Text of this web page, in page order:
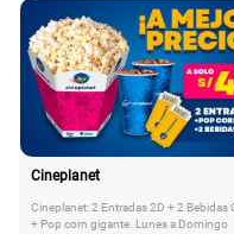
Cineplanet
Cineplanet: 2 Entradas 2D + 2 Bebidas
+ Pop corn gigante. Lunes a Domingo